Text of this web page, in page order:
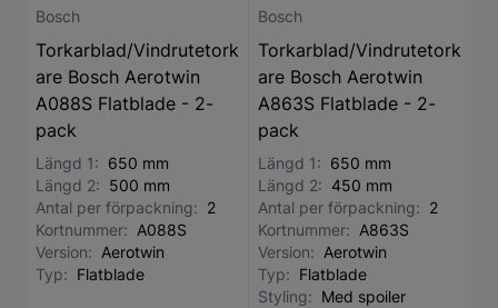
Bosch
Torkarblad/Vindrutetork
are Bosch Aerotwin
A088S Flatblade - 2-
pack
Längd 1: 650 mm
Längd 2: 500 mm
Antal per förpackning: 2
Kortnummer: A088S
Version: Aerotwin
Typ: Flatblade
Bosch
Torkarblad/Vindrutetork
are Bosch Aerotwin
A863S Flatblade - 2-
pack
Längd 1: 650 mm
Längd 2: 450 mm
Antal per förpackning: 2
Kortnummer: A863S
Version: Aerotwin
Typ: Flatblade
Styling: Med spoiler